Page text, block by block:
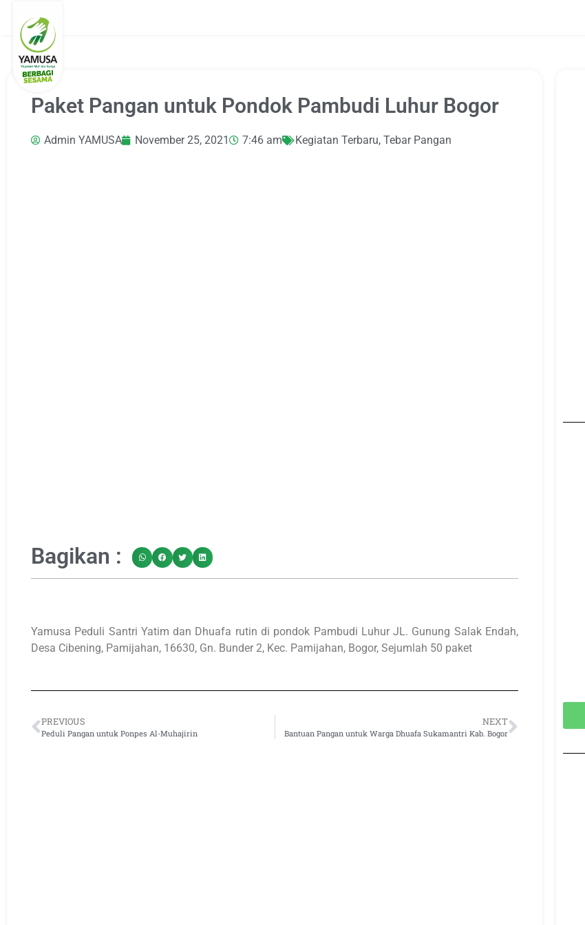
Paket Pangan untuk Pondok Pambudi Luhur Bogor
Admin YAMUSA November 25, 2021 7:46 am Kegiatan Terbaru, Tebar Pangan
Bagikan :
Yamusa Peduli Santri Yatim dan Dhuafa rutin di pondok Pambudi Luhur JL. Gunung Salak Endah,
Desa Cibening, Pamijahan, 16630, Gn. Bunder 2, Kec. Pamijahan, Bogor, Sejumlah 50 paket
PREVIOUS
Peduli Pangan untuk Ponpes Al-Muhajirin
NEXT
Bantuan Pangan untuk Warga Dhuafa Sukamantri Kab. Bogor